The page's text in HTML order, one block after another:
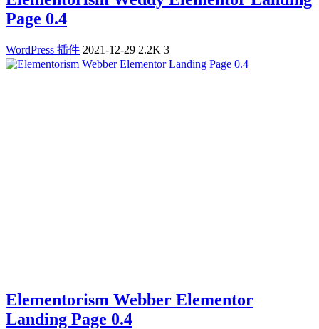
Page 0.4
WordPress 插件 2021-12-29 2.2K 3
Elementorism Webber Elementor
Landing Page 0.4